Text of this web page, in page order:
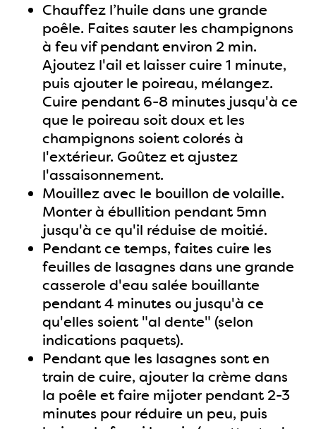
Chauffez l’huile dans une grande
poêle. Faites sauter les champignons
à feu vif pendant environ 2 min.
Ajoutez l'ail et laisser cuire 1 minute,
puis ajouter le poireau, mélangez.
Cuire pendant 6-8 minutes jusqu'à ce
que le poireau soit doux et les
champignons soient colorés à
l'extérieur. Goûtez et ajustez
l'assaisonnement.
Mouillez avec le bouillon de volaille.
Monter à ébullition pendant 5mn
jusqu'à ce qu'il réduise de moitié.
Pendant ce temps, faites cuire les
feuilles de lasagnes dans une grande
casserole d'eau salée bouillante
pendant 4 minutes ou jusqu'à ce
qu'elles soient "al dente" (selon
indications paquets).
Pendant que les lasagnes sont en
train de cuire, ajouter la crème dans
la poêle et faire mijoter pendant 2-3
minutes pour réduire un peu, puis